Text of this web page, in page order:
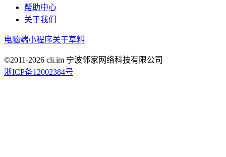
帮助中心
关于我们
电脑端小程序关于草料
©2011-2026 cli.im 宁波邻家网络科技有限公司
浙ICP备12002384号